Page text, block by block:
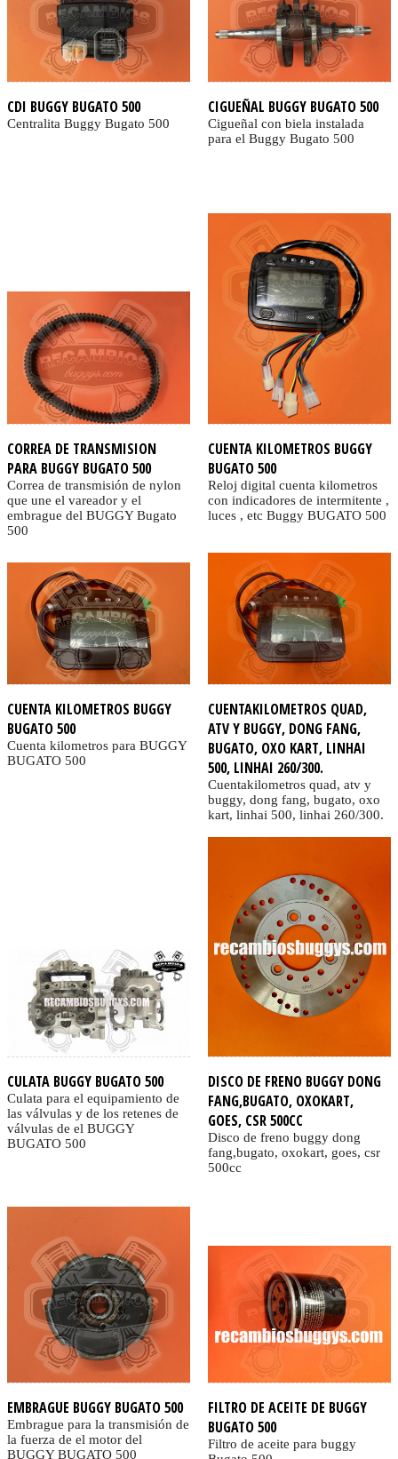
CDI BUGGY BUGATO 500
Centralita Buggy Bugato 500
CIGUEÑAL BUGGY BUGATO 500
Cigueñal con biela instalada
para el Buggy Bugato 500
CORREA DE TRANSMISION
PARA BUGGY BUGATO 500
Correa de transmisión de nylon
que une el vareador y el
embrague del BUGGY Bugato
500
CUENTA KILOMETROS BUGGY
BUGATO 500
Reloj digital cuenta kilometros
con indicadores de intermitente ,
luces , etc Buggy BUGATO 500
CUENTA KILOMETROS BUGGY
BUGATO 500
Cuenta kilometros para BUGGY
BUGATO 500
CUENTAKILOMETROS QUAD,
ATV Y BUGGY, DONG FANG,
BUGATO, OXO KART, LINHAI
500, LINHAI 260/300.
Cuentakilometros quad, atv y
buggy, dong fang, bugato, oxo
kart, linhai 500, linhai 260/300.
CULATA BUGGY BUGATO 500
Culata para el equipamiento de
las válvulas y de los retenes de
válvulas de el BUGGY
BUGATO 500
DISCO DE FRENO BUGGY DONG
FANG,BUGATO, OXOKART,
GOES, CSR 500CC
Disco de freno buggy dong
fang,bugato, oxokart, goes, csr
500cc
EMBRAGUE BUGGY BUGATO 500
Embrague para la transmisión de
la fuerza de el motor del
BUGGY BUGATO 500
FILTRO DE ACEITE DE BUGGY
BUGATO 500
Filtro de aceite para buggy